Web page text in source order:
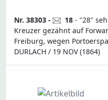
Nr. 38303 - 18 - "28"
Kreuzer gezähnt auf
Freiburg, wegen
DURLACH / 19 NOV (1864)